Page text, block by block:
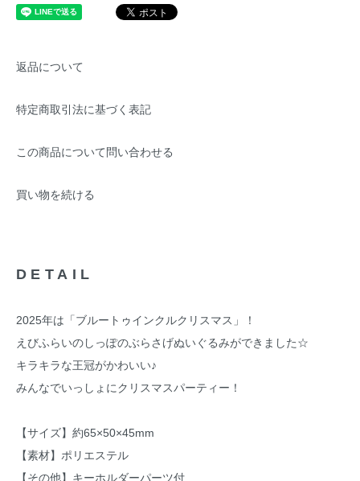
返品について
特定商取引法に基づく表記
この商品について問い合わせる
買い物を続ける
DETAIL
2025年は「ブルートゥインクルクリスマス」！
えびふらいのしっぽのぶらさげぬいぐるみができました☆
キラキラな王冠がかわいい♪
みんなでいっしょにクリスマスパーティー！
【サイズ】約65×50×45mm
【素材】ポリエステル
【その他】キーホルダーパーツ付